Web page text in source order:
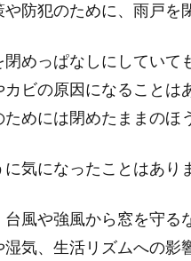
や防犯のために、雨戸を
閉めっぱなしにしていて
カビの原因になることは
ためには閉めたままのほ
に気になったことはあり
台風や強風から窓を守る
気、生活リズムへの影